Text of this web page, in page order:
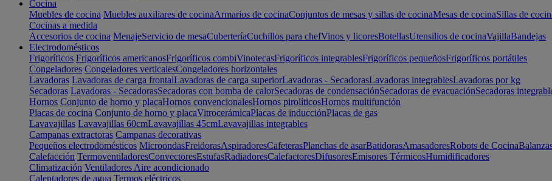
Cocina
Muebles de cocina Muebles auxiliares de cocinaArmarios de cocinaConjuntos de mesas y sillas de cocinaMesas de cocinaSillas de
Cocinas a medida
Accesorios de cocina MenajeServicio de mesaCuberteríaCuchillos para chefVinos y licoresBotellasUtensilios de cocinaVajillaBandejas
Electrodomésticos
Frigoríficos Frigoríficos americanosFrigoríficos combiVinotecasFrigoríficos integrablesFrigoríficos pequeñosFrigoríficos portátiles
Congeladores Congeladores verticalesCongeladores horizontales
Lavadoras Lavadoras de carga frontalLavadoras de carga superiorLavadoras - SecadorasLavadoras integrablesLavadoras por kg
Secadoras Lavadoras - SecadorasSecadoras con bomba de calorSecadoras de condensaciónSecadoras de evacuaciónSecadoras
Hornos Conjunto de horno y placaHornos convencionalesHornos pirolíticosHornos multifunción
Placas de cocina Conjunto de horno y placaVitrocerámicaPlacas de inducciónPlacas de gas
Lavavajillas Lavavajillas 60cmLavavajillas 45cmLavavajillas integrables
Campanas extractoras Campanas decorativas
Pequeños electrodomésticos MicroondasFreidorasAspiradoresCafeterasPlanchas de asarBatidorasAmasadoresRobots de Cocina
Calefacción TermoventiladoresConvectoresEstufasRadiadoresCalefactoresDifusoresEmisores TérmicosHumidificadores
Climatización Ventiladores Aire acondicionado
Calentadores de agua Termos eléctricos